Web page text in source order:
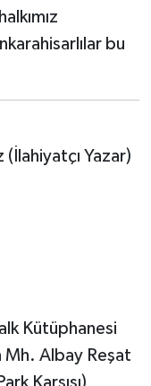
bu
(İlahiyatçı Yazar)
Kütüphanesi
Mh. Albay Reşat